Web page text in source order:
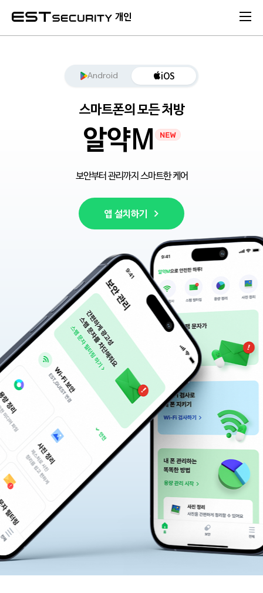
개인
Android iOS
스마트폰의 모든 처방
알약M
보안부터 관리까지 스마트한 케어
앱 설치하기